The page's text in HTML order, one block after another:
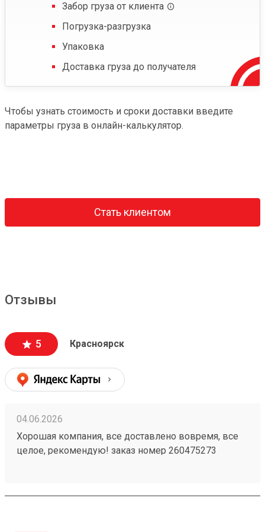
Забор груза от клиента
Погрузка-разгрузка
Упаковка
Доставка груза до получателя
Чтобы узнать стоимость и сроки доставки введите
параметры груза в онлайн-калькулятор.
Стать клиентом
Отзывы
5 Красноярск
04.06.2026
Хорошая компания, все доставлено вовремя, все
целое, рекомендую! заказ номер 260475273